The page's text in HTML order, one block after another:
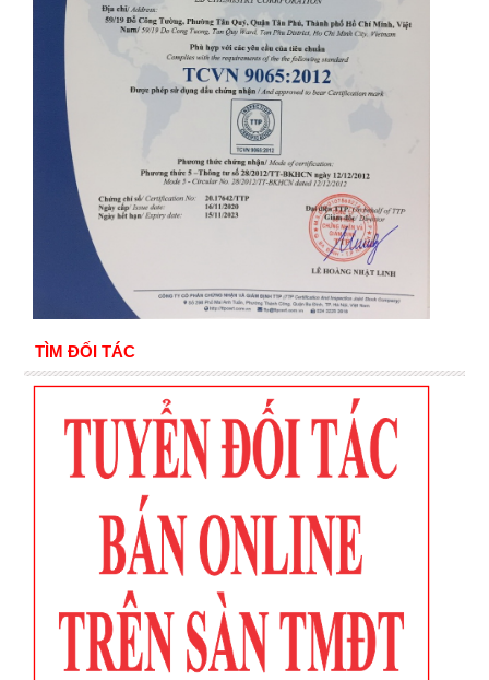
TÌM ĐỐI TÁC